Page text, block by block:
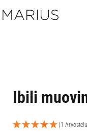
Ibili
(1